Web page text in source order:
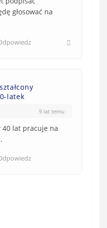
głosować na
latek
9 lat temu
40 lat pracuje na